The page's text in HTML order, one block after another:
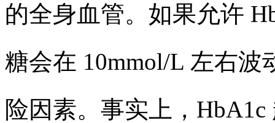
的全身血管。如果允许
糖会在 10mmol/L 左右波
险因素。事实上，HbA1c